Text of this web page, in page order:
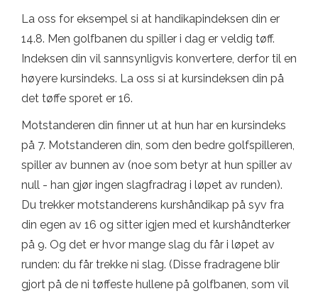
La oss for eksempel si at handikapindeksen din er
14.8. Men golfbanen du spiller i dag er veldig tøff.
Indeksen din vil sannsynligvis konvertere, derfor til en
høyere kursindeks. La oss si at kursindeksen din på
det tøffe sporet er 16.
Motstanderen din finner ut at hun har en kursindeks
på 7. Motstanderen din, som den bedre golfspilleren,
spiller av bunnen av (noe som betyr at hun spiller av
null - han gjør ingen slagfradrag i løpet av runden).
Du trekker motstanderens kurshåndikap på syv fra
din egen av 16 og sitter igjen med et kurshåndterker
på 9. Og det er hvor mange slag du får i løpet av
runden: du får trekke ni slag. (Disse fradragene blir
gjort på de ni tøffeste hullene på golfbanen, som vil